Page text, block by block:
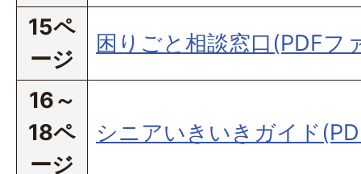
15ペ
ージ
困りごと相談窓口(PDFフ
16～
18ペ
ージ
シニアいきいきガイド